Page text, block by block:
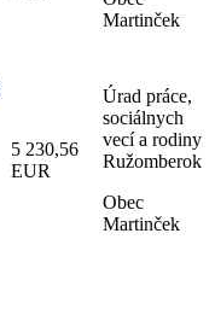
Martinček
5 230,56
EUR
Úrad práce,
sociálnych
vecí a rodiny
Ružomberok
Obec
Martinček